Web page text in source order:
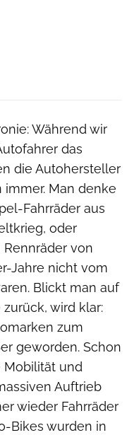
Während wir
das
die Autohersteller
immer. Man denke
Fahrräder aus
oder
von
Jahre nicht vom
Blickt man auf
wird klar:
zum
geworden. Schon
Mobilität und
Auftrieb
wieder Fahrräder
Bikes wurden in